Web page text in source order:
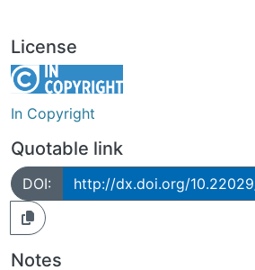
License
In Copyright
Quotable link
DOI: http://dx.doi.org/
Notes